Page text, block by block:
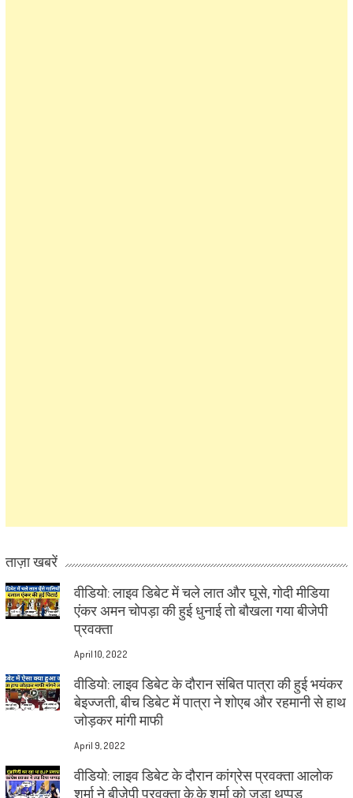
ताज़ा खबरें
वीडियो: लाइव डिबेट में चले लात और घूसे, गोदी मीडिया
एंकर अमन चोपड़ा की हुई धुनाई तो बौखला गया बीजेपी
प्रवक्ता
April 10, 2022
वीडियो: लाइव डिबेट के दौरान संबित पात्रा की हुई भयंकर
बेइज्जती, बीच डिबेट में पात्रा ने शोएब और रहमानी से हाथ
जोड़कर मांगी माफी
April 9, 2022
वीडियो: लाइव डिबेट के दौरान कांग्रेस प्रवक्ता आलोक
शर्मा ने बीजेपी प्रवक्ता के.के शर्मा को जड़ा थप्पड़